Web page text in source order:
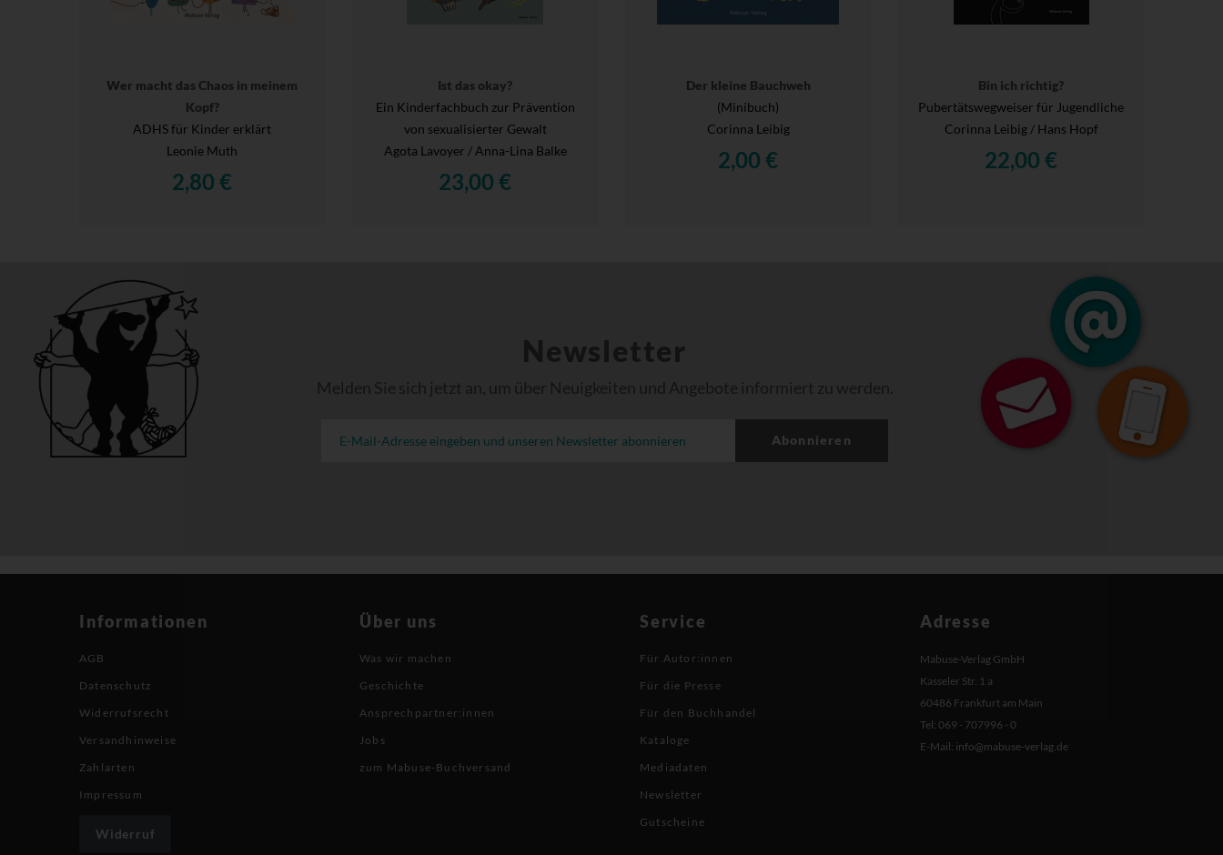
Wer macht das Chaos in meinem
Kopf?
ADHS für Kinder erklärt
Leonie Muth
2,80 €
Ist das okay?
Ein Kinderfachbuch zur Prävention
von sexualisierter Gewalt
Agota Lavoyer / Anna-Lina Balke
23,00 €
Der kleine Bauchweh
(Minibuch)
Corinna Leibig
2,00 €
Bin ich richtig?
Pubertätswegweiser für Jugendliche
Corinna Leibig / Hans Hopf
22,00 €
Newsletter
Melden Sie sich jetzt an, um über Neuigkeiten und Angebote informiert zu werden.
Abonnieren
Informationen
AGB
Datenschutz
Widerrufsrecht
Versandhinweise
Zahlarten
Impressum
Widerruf
Über uns
Was wir machen
Geschichte
Ansprechpartner:innen
Jobs
zum Mabuse-Buchversand
Service
Für Autor:innen
Für die Presse
Für den Buchhandel
Kataloge
Mediadaten
Newsletter
Gutscheine
Adresse
Mabuse-Verlag GmbH
Kasseler Str. 1 a
60486 Frankfurt am Main
Tel: 069 - 707996 - 0
E-Mail: info@mabuse-verlag.de